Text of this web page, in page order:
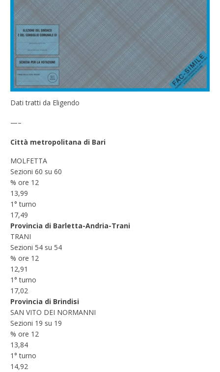
Dati tratti da Eligendo
—–
Città metropolitana di Bari
MOLFETTA
Sezioni 60 su 60
% ore 12
13,99
1° turno
17,49
Provincia di Barletta-Andria-Trani
TRANI
Sezioni 54 su 54
% ore 12
12,91
1° turno
17,02
Provincia di Brindisi
SAN VITO DEI NORMANNI
Sezioni 19 su 19
% ore 12
13,84
1° turno
14,92